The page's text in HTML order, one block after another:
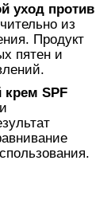
уход против
из
Продукт
пятен и
SPF